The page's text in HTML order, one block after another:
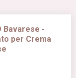
Bavarese -
per Crema